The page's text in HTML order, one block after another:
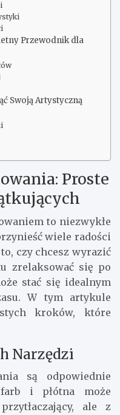
Przewodnik dla
Swoją Artystyczną
Proste
to niezwykłe
wiele radości
czy chcesz wyrazić
zrelaksować się po
stać się idealnym
W tym artykule
kroków, które
Narzędzi
są odpowiednie
i płótna może
ale z